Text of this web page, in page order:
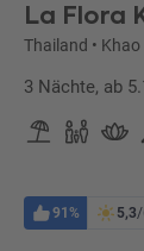
La Flora
Thailand • Khao
3 Nächte, ab
91% 5,3/